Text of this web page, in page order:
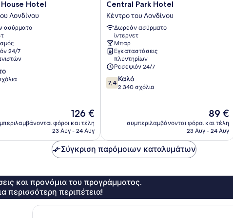
Hotel
Λονδίνου
ασύρματο
24/7
Η
τιμή
είναι
126 €
φόροι και τέλη
23 Αυγ - 24 Αυγ
Central
Park
Hotel
Κέντρο
του
Λονδίνου
Central Park Hotel
Κέντρο του Λονδίνου
Δωρεάν ασύρματο
ίντερνετ
Μπαρ
Εγκαταστάσεις
πλυντηρίων
Ρεσεψιόν 24/7
7.4
στα
σχόλια
7,4 Καλό
2.340 σχόλια
Η
τιμή
είναι
89 €
συμπεριλαμβάνονται φόροι και τέλη
23 Αυγ - 24 Αυγ
Σύγκριση παρόμοιων καταλυμάτων
και προνόμια του προγράμματος.
περισσότερη περιπέτεια!